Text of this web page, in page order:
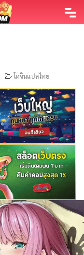
โดจินแปลไทย